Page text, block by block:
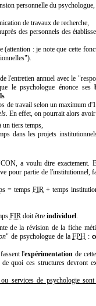
personnelle du psychologue,
de travaux de recherche,
des personnels des
(attention : je note que cette
l'entretien annuel avec le
le psychologue énonce ses
de travail selon un maximum
. En effet, on pourrait alors
un tiers temps,
dans les projets
a voulu dire exactement.
pour partie de l'institutionnel,
= tempsFIR + temps
FIR doit être individuel.
de la révision de la fiche
" de psychologue de laFPH :
l'expérimentation de
quoi ces structures devront
services de psychologie